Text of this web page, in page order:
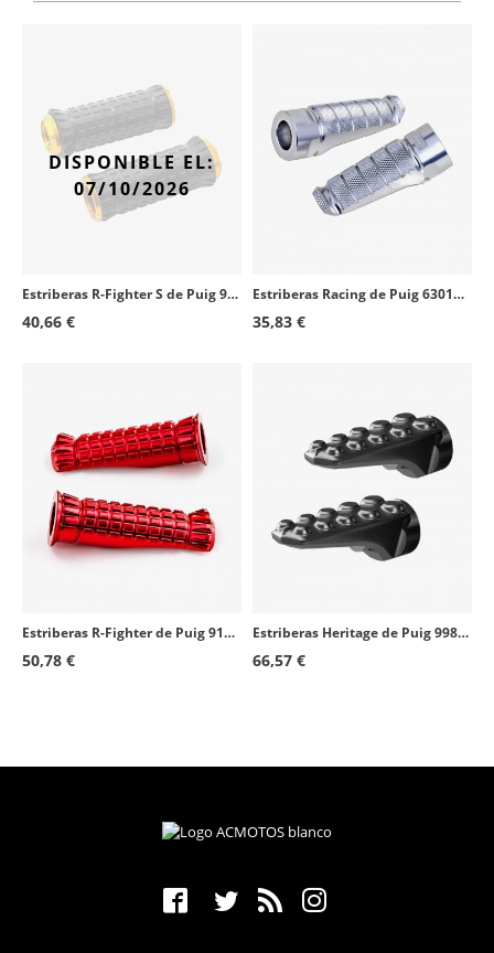
DISPONIBLE EL:
07/10/2026
Estriberas R-Fighter S de Puig 9193O en color oro
40,66 €
Estriberas Racing de Puig 6301P en color plata
35,83 €
Estriberas R-Fighter de Puig 9192R en color rojo
50,78 €
Estriberas Heritage de Puig 9980N en color negro
66,57 €